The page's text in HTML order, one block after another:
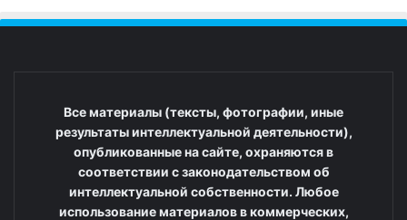
Все материалы (тексты, фотографии, иные
результаты интеллектуальной деятельности),
опубликованные на сайте, охраняются в
соответствии с законодательством об
интеллектуальной собственности. Любое
использование материалов в коммерческих,